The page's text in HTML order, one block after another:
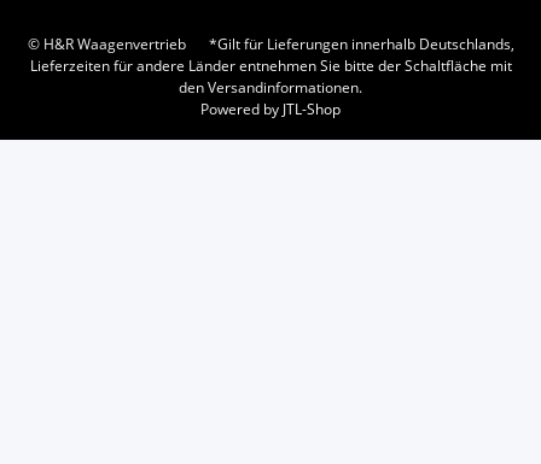
© H&R Waagenvertrieb
*Gilt für Lieferungen innerhalb Deutschlands,
Lieferzeiten für andere Länder entnehmen Sie bitte der Schaltfläche mit
den Versandinformationen.
Powered by JTL-Shop